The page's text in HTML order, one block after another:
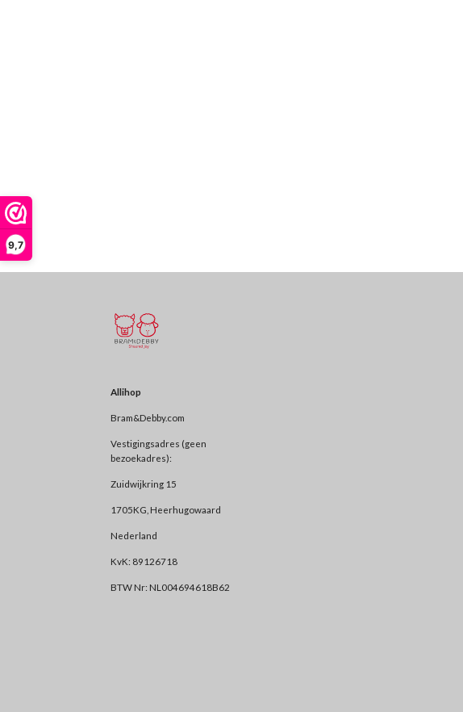
9,7
Allihop
Bram&Debby.com
Vestigingsadres (geen
bezoekadres):
Zuidwijkring 15
1705KG, Heerhugowaard
Nederland
KvK: 89126718
BTW Nr: NL004694618B62